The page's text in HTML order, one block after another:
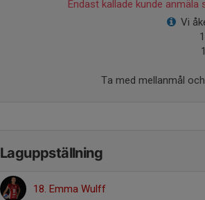
Endast kallade kunde anmäla
Vi
Ta med mellanmål
Laguppställning
18. Emma Wulff